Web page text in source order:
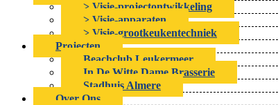
> Visie-projectontwikkeling
> Visie-apparaten
> Visie-grootkeukentechniek
Projecten
Beachclub Leukermeer
In De Witte Dame Brasserie
Stadhuis Almere
Over Ons